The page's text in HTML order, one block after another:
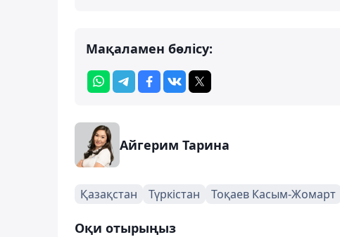
Мақаламен бөлісу:
Айгерим Тарина
Қазақстан Түркістан Тоқаев Касым-Жомарт
Оқи отырыңыз